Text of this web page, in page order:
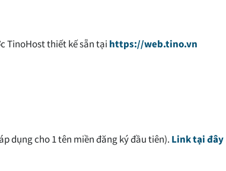
TinoHost thiết kế sẵn tại https://web.tino.vn
dụng cho 1 tên miền đăng ký đầu tiên). Link tại đây